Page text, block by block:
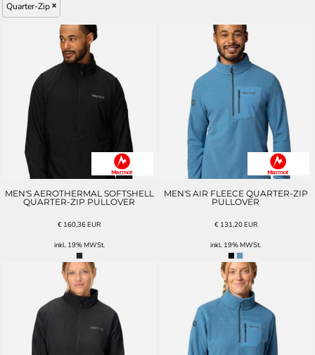
Quarter-Zip
MEN'S AEROTHERMAL SOFTSHELL
QUARTER-ZIP PULLOVER
€ 160,36EUR
inkl. 19% MWSt.
MEN'S AIR FLEECE QUARTER-ZIP
PULLOVER
€ 131,20EUR
inkl. 19% MWSt.